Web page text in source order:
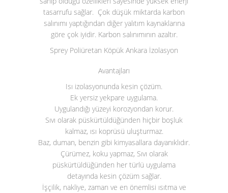
tasarrufu sağlar. Çok düşük miktarda karbon
salınımı yaptığından diğer yalıtım kaynaklarına
göre çok iyidir. Karbon salınımının azaltır.
Sprey Poliüretan Köpük Ankara İzolasyon
Avantajları
Isı izolasyonunda kesin çözüm.
Ek yersiz yekpare uygulama.
Uygulandığı yüzeyi korozyondan korur.
Sıvı olarak püskürtüldüğünden hiçbir boşluk
kalmaz, ısı koprüsü uluşturmaz.
Baz, duman, benzin gibi kimyasallara dayanıklıdır.
Çürümez, koku yapmaz, Sıvı olarak
püskürtüldüğünden her türlü uygulama
detayında kesin çözüm sağlar.
İşçilik, nakliye, zaman ve en önemlisi ısıtma ve